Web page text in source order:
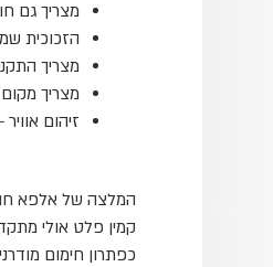
מצריך גם
הזכוכית
מצריך
מצריך
זיהום
המלצה של אלפא
קמין פלט אולי
כפתרון חימום מודרני